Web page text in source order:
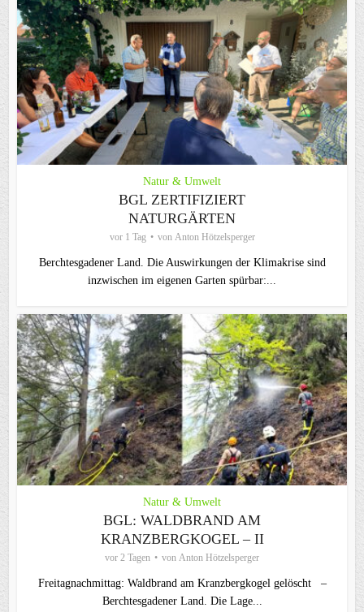
Natur & Umwelt
BGL ZERTIFIZIERT
NATURGÄRTEN
vor 1 Tag von Anton Hötzelsperger
Berchtesgadener Land. Die Auswirkungen der Klimakrise sind
inzwischen im eigenen Garten spürbar:...
Natur & Umwelt
BGL: WALDBRAND AM
KRANZBERGKOGEL – II
vor 2 Tagen von Anton Hötzelsperger
Freitagnachmittag: Waldbrand am Kranzbergkogel gelöscht –
Berchtesgadener Land. Die Lage...